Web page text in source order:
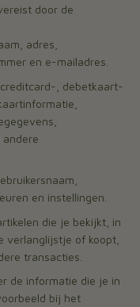
door de
adres,
en e-mailadres.
, debetkaart-
en instellingen.
die je bekijkt, in
verlanglijstje of koopt,
transacties.
de informatie die je in
bij het